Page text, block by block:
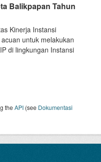
Balikpapan Tahun
Kinerja Instansi
untuk melakukan
di lingkungan Instansi
theAPI (see Dokumentasi